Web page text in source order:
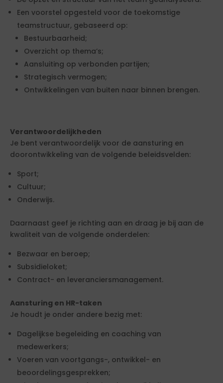
Een voorstel opgesteld voor de toekomstige
teamstructuur, gebaseerd op:
Bestuurbaarheid;
Overzicht op thema’s;
Aansluiting op verbonden partijen;
Strategisch vermogen;
Ontwikkelingen van buiten naar binnen brengen.
Verantwoordelijkheden
Je bent verantwoordelijk voor de aansturing en
doorontwikkeling van de volgende beleidsvelden:
Sport;
Cultuur;
Onderwijs.
Daarnaast geef je richting aan en draag je bij aan de
kwaliteit van de volgende onderdelen:
Bezwaar en beroep;
Subsidieloket;
Contract- en leveranciersmanagement.
Aansturing en HR-taken
Je houdt je onder andere bezig met:
Dagelijkse begeleiding en coaching van
medewerkers;
Voeren van voortgangs-, ontwikkel- en
beoordelingsgesprekken;